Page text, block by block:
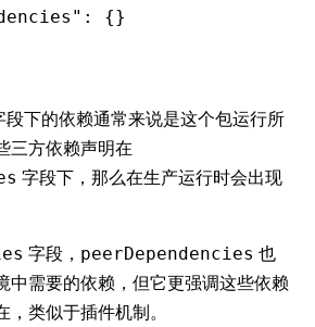
:
{}
段下的依赖通常来说是这个包运行所
三方依赖声明在
字段下，那么在生产运行时会出现
字段， peerDependencies 也
中需要的依赖，但它更强调这些依赖
类似于插件机制。